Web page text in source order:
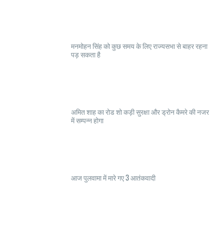
मनमोहन सिंह को कुछ समय के लिए राज्यसभा से बाहर रहना
पड़ सकता है
अमित शाह का रोड शो कड़ी सुरक्षा और ड्रोन कैमरे की नजर
में सम्पन्न होगा
आज पुलवामा में मारे गए 3 आतंकवादी